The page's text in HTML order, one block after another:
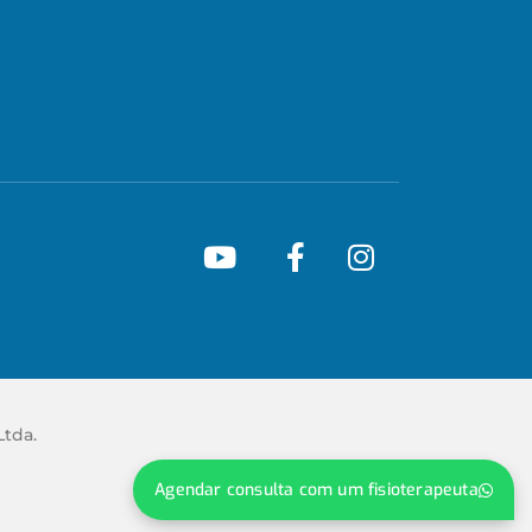
Agendar consulta com um fisioterapeuta